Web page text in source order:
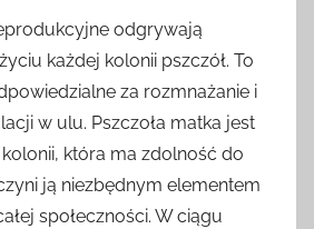
odgrywają
każdej kolonii pszczół. To
za rozmnażanie i
w ulu. Pszczoła matka jest
która ma zdolność do
ją niezbędnym elementem
społeczności. W ciągu